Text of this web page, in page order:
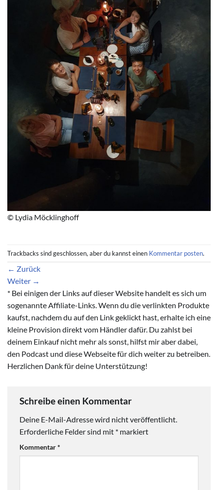
© Lydia Möcklinghoff
Trackbacks sind geschlossen, aber du kannst einen Kommentar posten.
← Zurück
Weiter →
* Bei einigen der Links auf dieser Website handelt es sich um
sogenannte Affiliate-Links. Wenn du die verlinkten Produkte
kaufst, nachdem du auf den Link geklickt hast, erhalte ich eine
kleine Provision direkt vom Händler dafür. Du zahlst bei
deinem Einkauf nicht mehr als sonst, hilfst mir aber dabei,
den Podcast und diese Webseite für dich weiter zu betreiben.
Herzlichen Dank für deine Unterstützung!
Schreibe einen Kommentar
Deine E-Mail-Adresse wird nicht veröffentlicht.
Erforderliche Felder sind mit * markiert
Kommentar*